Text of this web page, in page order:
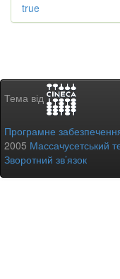
true
Тема від
Програмне
2005 Массачусетський
Зворотний зв’язок